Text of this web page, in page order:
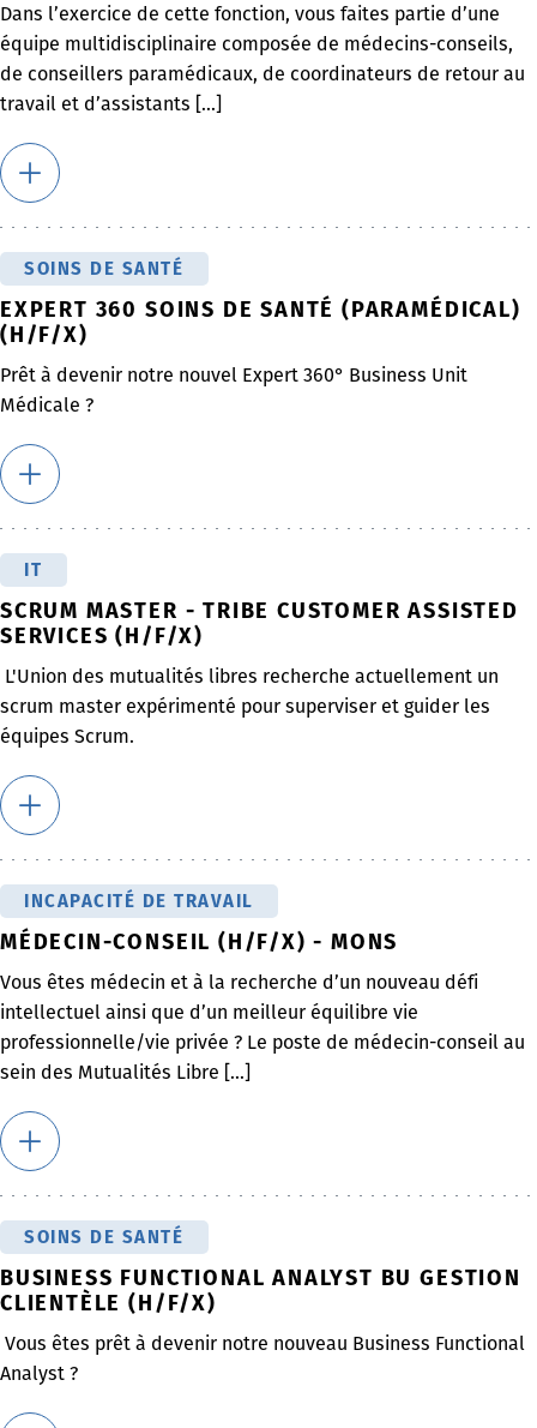
Dans l’exercice de cette fonction, vous faites partie d’une
équipe multidisciplinaire composée de médecins-conseils,
de conseillers paramédicaux, de coordinateurs de retour au
travail et d’assistants [...]
SOINS DE SANTÉ
EXPERT 360 SOINS DE SANTÉ (PARAMÉDICAL)
(H/F/X)
Prêt à devenir notre nouvel Expert 360° Business Unit
Médicale ?
IT
SCRUM MASTER - TRIBE CUSTOMER ASSISTED
SERVICES (H/F/X)
L'Union des mutualités libres recherche actuellement un
scrum master expérimenté pour superviser et guider les
équipes Scrum.
INCAPACITÉ DE TRAVAIL
MÉDECIN-CONSEIL (H/F/X) - MONS
Vous êtes médecin et à la recherche d’un nouveau défi
intellectuel ainsi que d’un meilleur équilibre vie
professionnelle/vie privée ? Le poste de médecin-conseil au
sein des Mutualités Libre [...]
SOINS DE SANTÉ
BUSINESS FUNCTIONAL ANALYST BU GESTION
CLIENTÈLE (H/F/X)
Vous êtes prêt à devenir notre nouveau Business Functional
Analyst ?